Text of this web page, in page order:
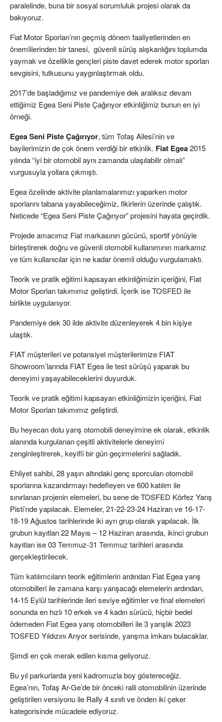
paralelinde, buna bir sosyal sorumluluk projesi olarak da
bakıyoruz.
Fiat Motor Sporları’nın geçmiş dönem faaliyetlerinden en
önemlilerinden bir tanesi, güvenli sürüş alışkanlığını toplumda
yaymak ve özellikle gençleri piste davet ederek motor sporları
sevgisini, tutkusunu yaygınlaştırmak oldu.
2017’de başladığımız ve pandemiye dek aralıksız devam
ettiğimiz Egea Seni Piste Çağırıyor etkinliğimiz bunun en iyi
örneği.
Egea Seni Piste Çağırıyor, tüm Tofaş Ailesi’nin ve
bayilerimizin de çok önem verdiği bir etkinlik. Fiat Egea2015
yılında “iyi bir otomobil aynı zamanda ulaşılabilir olmalı”
vurgusuyla yollara çıkmıştı.
Egea özelinde aktivite planlamalarımızı yaparken motor
sporlarını tabana yayabileceğimiz, fikirlerin üzerinde çalıştık.
Neticede “Egea Seni Piste Çağırıyor” projesini hayata geçirdik.
Projede amacımız Fiat markasının gücünü, sportif yönüyle
birleştirerek doğru ve güvenli otomobil kullanımının markamız
ve tüm kullanıcılar için ne kadar önemli olduğu vurgulamaktı.
Teorik ve pratik eğitimi kapsayan etkinliğimizin içeriğini, Fiat
Motor Sporları takımımız geliştirdi. İçerik ise TOSFED ile
birlikte uygulanıyor.
Pandemiye dek 30 ilde aktivite düzenleyerek 4 bin kişiye
ulaştık.
FIAT müşterileri ve potansiyel müşterilerimize FIAT
Showroom’larında FIAT Egea ile test sürüşü yaparak bu
deneyimi yaşayabileceklerini duyurduk.
Teorik ve pratik eğitimi kapsayan etkinliğimizin içeriğini, Fiat
Motor Sporları takımımız geliştirdi.
Bu heyecan dolu yarış otomobili deneyimine ek olarak, etkinlik
alanında kurgulanan çeşitli aktivitelerle deneyimi
zenginleştirerek, keyifli bir gün geçirmelerini sağladık.
Ehliyet sahibi, 28 yaşın altındaki genç sporcuları otomobil
sporlarına kazandırmayı hedefleyen ve 600 katılım ile
sınırlanan projenin elemeleri, bu sene de TOSFED Körfez Yarış
Pisti’nde yapılacak. Elemeler, 21-22-23-24 Haziran ve 16-17-
18-19 Ağustos tarihlerinde iki ayrı grup olarak yapılacak. İlk
grubun kayıtları 22 Mayıs – 12 Haziran arasında, ikinci grubun
kayıtları ise 03 Temmuz-31 Temmuz tarihleri arasında
gerçekleştirilecek.
Tüm katılımcıların teorik eğitimlerin ardından Fiat Egea yarış
otomobilleri ile zamana karşı yarışacağı elemelerin ardından,
14-15 Eylül tarihlerinde ileri seviye eğitimler ve final elemeleri
sonunda en hızlı 10 erkek ve 4 kadın sürücü, hiçbir bedel
ödemeden Fiat Egea yarış otomobilleri ile 3 yarışlık 2023
TOSFED Yıldızını Arıyor serisinde, yarışma imkanı bulacaklar.
Şimdi en çok merak edilen kısma geliyoruz.
Bu yıl parkurlarda yeni kadromuzla boy göstereceğiz.
Egea’nın, Tofaş Ar-Ge’de bir önceki ralli otomobilinin üzerinde
geliştirilen versiyonu ile Rally 4 sınıfı ve önden iki çeker
kategorisinde mücadele ediyoruz.